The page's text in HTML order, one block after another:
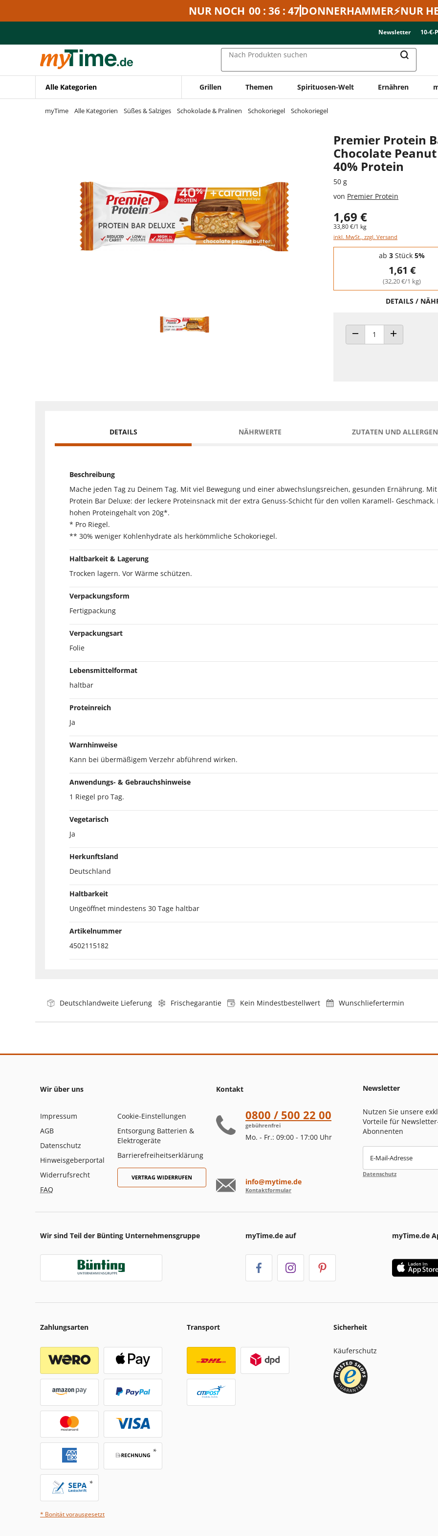
Zur Navigation springen
NUR NOCH 00 : 36 : 47DONNERHAMMER⚡NUR
Newsletter 10-€-
Nach Produkten suchen
Alle Kategorien Grillen Themen Spirituosen-Welt Ernähren
myTime Alle Kategorien Süßes & Salziges Schokolade & Pralinen Schokoriegel Schokoriegel
Premier Protein
Chocolate
40% Protein
50 g
von Premier Protein
1,69 €
33,80 €/1 kg
inkl. MwSt., zzgl. Versand
Staffelpreise - Mengenrabatt
ab 3 Stück 5%
1,61 €
(32,20 €/1 kg)
DETAILS /
ANZAHL VERRINGERN
ANZAHL
DETAILS NÄHRWERTE ZUTATEN UND
Beschreibung
Mache jeden Tag zu Deinem Tag. Mit viel Bewegung und einer abwechslungsreichen, gesunden Ernährung.
Protein Bar Deluxe: der leckere Proteinsnack mit der extra Genuss-Schicht für den vollen Karamell-
hohen Proteingehalt von 20g*.
* Pro Riegel.
** 30% weniger Kohlenhydrate als herkömmliche Schokoriegel.
Haltbarkeit & Lagerung
Trocken lagern. Vor Wärme schützen.
Verpackungsform
Fertigpackung
Verpackungsart
Folie
Lebensmittelformat
haltbar
Proteinreich
Ja
Warnhinweise
Kann bei übermäßigem Verzehr abführend wirken.
Anwendungs- & Gebrauchshinweise
1 Riegel pro Tag.
Vegetarisch
Ja
Herkunftsland
Deutschland
Haltbarkeit
Ungeöffnet mindestens 30 Tage haltbar
Artikelnummer
4502115182
Deutschlandweite Lieferung Frischegarantie Kein Mindestbestellwert Wunschliefertermin
Wir über uns
Impressum
AGB
Datenschutz
Hinweisgeberportal
Widerrufsrecht
FAQ
Cookie-Einstellungen
Entsorgung Batterien &
Elektrogeräte
Barrierefreiheitserklärung
VERTRAG WIDERRUFEN
Kontakt
0800 / 500 22 00
gebührenfrei
Mo. - Fr.: 09:00 - 17:00 Uhr
info@mytime.de
Kontaktformular
Newsletter
Nutzen Sie unsere
Vorteile für
Abonnenten
E-Mail-Adresse
Datenschutz
Wir sind Teil der Bünting Unternehmensgruppe myTime.de auf myTime.de
Zahlungsarten
* Bonität vorausgesetzt
Transport Sicherheit
Käuferschutz